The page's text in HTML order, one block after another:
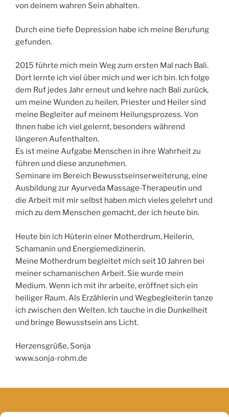
von deinem wahren Sein abhalten.
Durch eine tiefe Depression habe ich meine Berufung
gefunden.
2015 führte mich mein Weg zum ersten Mal nach Bali.
Dort lernte ich viel über mich und wer ich bin. Ich folge
dem Ruf jedes Jahr erneut und kehre nach Bali zurück,
um meine Wunden zu heilen. Priester und Heiler sind
meine Begleiter auf meinem Heilungsprozess. Von
Ihnen habe ich viel gelernt, besonders während
längeren Aufenthalten.
Es ist meine Aufgabe Menschen in ihre Wahrheit zu
führen und diese anzunehmen.
Seminare im Bereich Bewusstseinserweiterung, eine
Ausbildung zur Ayurveda Massage-Therapeutin und
die Arbeit mit mir selbst haben mich vieles gelehrt und
mich zu dem Menschen gemacht, der ich heute bin.
Heute bin ich Hüterin einer Motherdrum, Heilerin,
Schamanin und Energiemedizinerin.
Meine Motherdrum begleitet mich seit 10 Jahren bei
meiner schamanischen Arbeit. Sie wurde mein
Medium. Wenn ich mit ihr arbeite, eröffnet sich ein
heiliger Raum. Als Erzählerin und Wegbegleiterin tanze
ich zwischen den Welten. Ich tauche in die Dunkelheit
und bringe Bewusstsein ans Licht.
Herzensgrüße, Sonja
www.sonja-rohm.de